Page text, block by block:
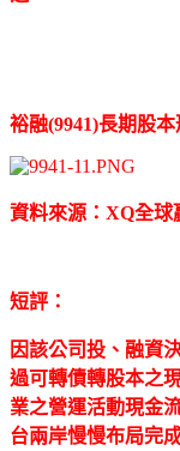
裕融(9941)長期股本
資料來源：XQ全球
短評：
因該公司投、融資
過可轉債轉股本之
業之營運活動現金
台兩岸慢慢布局完